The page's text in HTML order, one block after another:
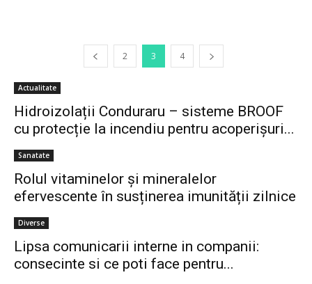
2 3 4
Actualitate
Hidroizolații Conduraru – sisteme BROOF
cu protecție la incendiu pentru acoperișuri...
Sanatate
Rolul vitaminelor și mineralelor
efervescente în susținerea imunității zilnice
Diverse
Lipsa comunicarii interne in companii:
consecinte si ce poti face pentru...